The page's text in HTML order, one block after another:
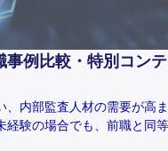
事例比較・特別コン
、内部監査人材の需要が高
経験の場合でも、前職と同